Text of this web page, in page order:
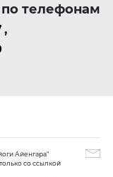
телефонам
,
Айенгара"
со ссылкой